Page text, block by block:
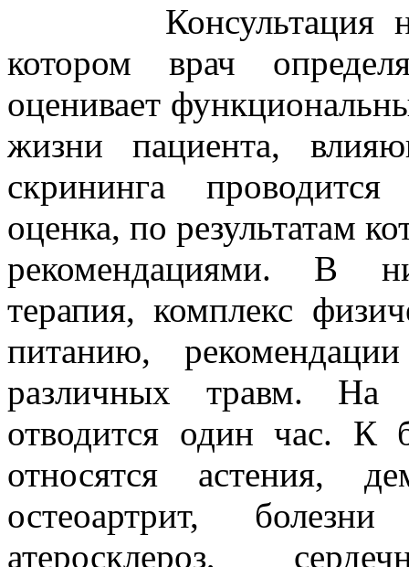
Консультация
котором врач
оценивает
жизни пациента,
скрининга проводится
оценка, по результатам
рекомендациями. В
терапия, комплекс
питанию,
различных травм. На
отводится один час. К
относятся астения,
остеоартрит,
атеросклероз,